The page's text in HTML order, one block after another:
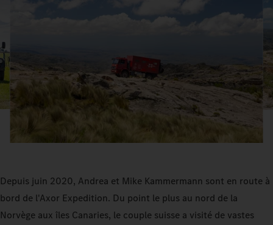
Depuis juin 2020, Andrea et Mike Kammermann sont en route à
bord de l'Axor Expedition. Du point le plus au nord de la
Norvège aux îles Canaries, le couple suisse a visité de vastes